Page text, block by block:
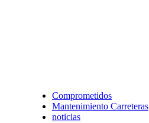
Comprometidos
Mantenimiento Carreteras
noticias